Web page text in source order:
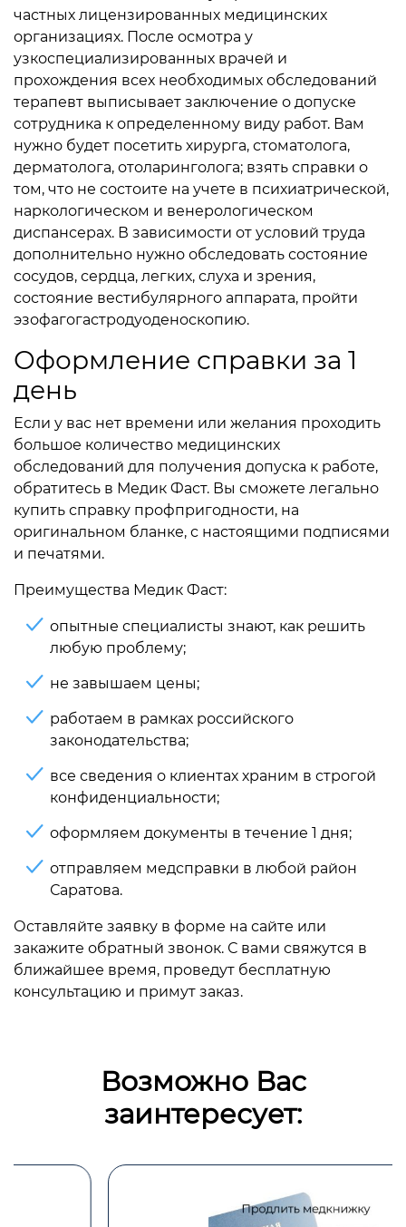
частных лицензированных медицинских
организациях. После осмотра у
узкоспециализированных врачей и
прохождения всех необходимых обследований
терапевт выписывает заключение о допуске
сотрудника к определенному виду работ. Вам
нужно будет посетить хирурга, стоматолога,
дерматолога, отоларинголога; взять справки о
том, что не состоите на учете в психиатрической,
наркологическом и венерологическом
диспансерах. В зависимости от условий труда
дополнительно нужно обследовать состояние
сосудов, сердца, легких, слуха и зрения,
состояние вестибулярного аппарата, пройти
эзофагогастродуоденоскопию.
Оформление справки за 1
день
Если у вас нет времени или желания проходить
большое количество медицинских
обследований для получения допуска к работе,
обратитесь в Медик Фаст. Вы сможете легально
купить справку профпригодности, на
оригинальном бланке, с настоящими подписями
и печатями.
Преимущества Медик Фаст:
опытные специалисты знают, как решить
любую проблему;
не завышаем цены;
работаем в рамках российского
законодательства;
все сведения о клиентах храним в строгой
конфиденциальности;
оформляем документы в течение 1 дня;
отправляем медсправки в любой район
Саратова.
Оставляйте заявку в форме на сайте или
закажите обратный звонок. С вами свяжутся в
ближайшее время, проведут бесплатную
консультацию и примут заказ.
Возможно Вас
заинтересует: